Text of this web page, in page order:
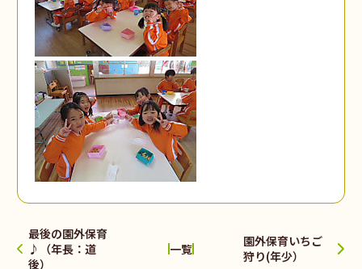
最後の園外保育
♪（年長：道
後）
一覧
園外保育いちご
狩り(年少）